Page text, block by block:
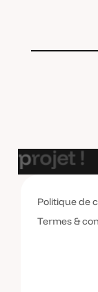
projet!
Contact
Contact
Politique de
Termes &